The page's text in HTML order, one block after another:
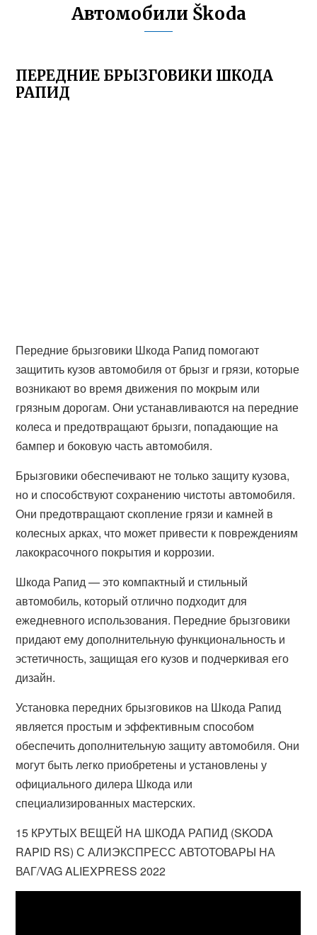
Автомобили Škoda
ПЕРЕДНИЕ БРЫЗГОВИКИ ШКОДА
РАПИД
Передние брызговики Шкода Рапид помогают
защитить кузов автомобиля от брызг и грязи, которые
возникают во время движения по мокрым или
грязным дорогам. Они устанавливаются на передние
колеса и предотвращают брызги, попадающие на
бампер и боковую часть автомобиля.
Брызговики обеспечивают не только защиту кузова,
но и способствуют сохранению чистоты автомобиля.
Они предотвращают скопление грязи и камней в
колесных арках, что может привести к повреждениям
лакокрасочного покрытия и коррозии.
Шкода Рапид — это компактный и стильный
автомобиль, который отлично подходит для
ежедневного использования. Передние брызговики
придают ему дополнительную функциональность и
эстетичность, защищая его кузов и подчеркивая его
дизайн.
Установка передних брызговиков на Шкода Рапид
является простым и эффективным способом
обеспечить дополнительную защиту автомобиля. Они
могут быть легко приобретены и установлены у
официального дилера Шкода или
специализированных мастерских.
15 КРУТЫХ ВЕЩЕЙ НА ШКОДА РАПИД (SKODA
RAPID RS) С АЛИЭКСПРЕСС АВТОТОВАРЫ НА
ВАГ/VAG ALIEXPRESS 2022